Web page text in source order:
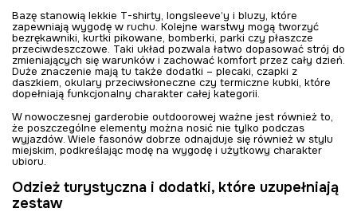
Bazę stanowią lekkie T-shirty, longsleeve’y i bluzy, które
zapewniają wygodę w ruchu. Kolejne warstwy mogą tworzyć
bezrękawniki, kurtki pikowane, bomberki, parki czy płaszcze
przeciwdeszczowe. Taki układ pozwala łatwo dopasować strój do
zmieniających się warunków i zachować komfort przez cały dzień.
Duże znaczenie mają tu także dodatki – plecaki, czapki z
daszkiem, okulary przeciwsłoneczne czy termiczne kubki, które
dopełniają funkcjonalny charakter całej kategorii.
W nowoczesnej garderobie outdoorowej ważne jest również to,
że poszczególne elementy można nosić nie tylko podczas
wyjazdów. Wiele fasonów dobrze odnajduje się również w stylu
miejskim, podkreślając modę na wygodę i użytkowy charakter
ubioru.
Odzież turystyczna i dodatki, które uzupełniają
zestaw